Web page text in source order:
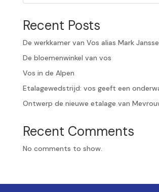
Recent Posts
De werkkamer van Vos alias Mark
De bloemenwinkel van vos
Vos in de Alpen
Etalagewedstrijd: vos geeft een
Ontwerp de nieuwe etalage van
Recent Comments
No comments to show.